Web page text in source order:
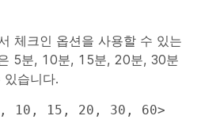
체크인 옵션을 사용할 수 있는
5분, 10분, 15분, 20분, 30분
습니다.
10, 15, 20, 30, 60>